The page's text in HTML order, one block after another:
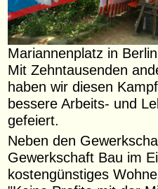
Mariannenplatz in
Mit Zehntausenden
haben wir diesen
bessere Arbeits- und
gefeiert.
Neben den
Gewerkschaft Bau im
kostengünstiges